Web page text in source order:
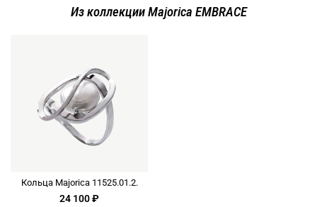
Из коллекции Majorica EMBRACE
Кольца Majorica 11525.01.2.
24 100 ₽